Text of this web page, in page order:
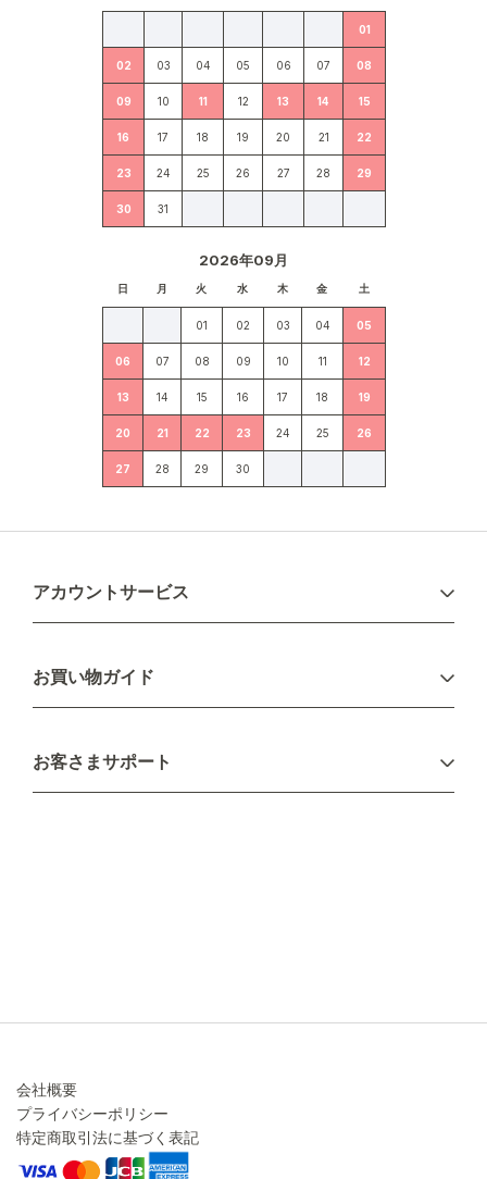
01
02 03 04 05 06 07 08
09 10 11 12 13 14 15
16 17 18 19 20 21 22
23 24 25 26 27 28 29
30 31
2026年09月
日 月 火 水 木 金 土
01 02 03 04 05
06 07 08 09 10 11 12
13 14 15 16 17 18 19
20 21 22 23 24 25 26
27 28 29 30
アカウントサービス
新規会員登録
お買い物ガイド
配送について
不良品・返品について
お客さまサポート
会社概要
プライバシーポリシー
特定商取引法に基づく表記